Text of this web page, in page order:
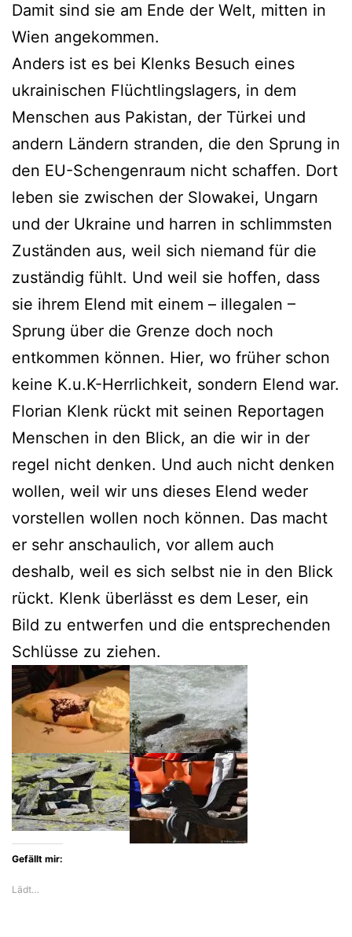
Damit sind sie am Ende der Welt, mitten in
Wien angekommen.
Anders ist es bei Klenks Besuch eines
ukrainischen Flüchtlingslagers, in dem
Menschen aus Pakistan, der Türkei und
andern Ländern stranden, die den Sprung in
den EU-Schengenraum nicht schaffen. Dort
leben sie zwischen der Slowakei, Ungarn
und der Ukraine und harren in schlimmsten
Zuständen aus, weil sich niemand für die
zuständig fühlt. Und weil sie hoffen, dass
sie ihrem Elend mit einem – illegalen –
Sprung über die Grenze doch noch
entkommen können. Hier, wo früher schon
keine K.u.K-Herrlichkeit, sondern Elend war.
Florian Klenk rückt mit seinen Reportagen
Menschen in den Blick, an die wir in der
regel nicht denken. Und auch nicht denken
wollen, weil wir uns dieses Elend weder
vorstellen wollen noch können. Das macht
er sehr anschaulich, vor allem auch
deshalb, weil es sich selbst nie in den Blick
rückt. Klenk überlässt es dem Leser, ein
Bild zu entwerfen und die entsprechenden
Schlüsse zu ziehen.
Gefällt mir:
Lädt…